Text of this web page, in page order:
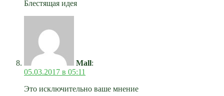
Блестящая идея
Mall:
05.03.2017 в 05:11
Это исключительно ваше мнение